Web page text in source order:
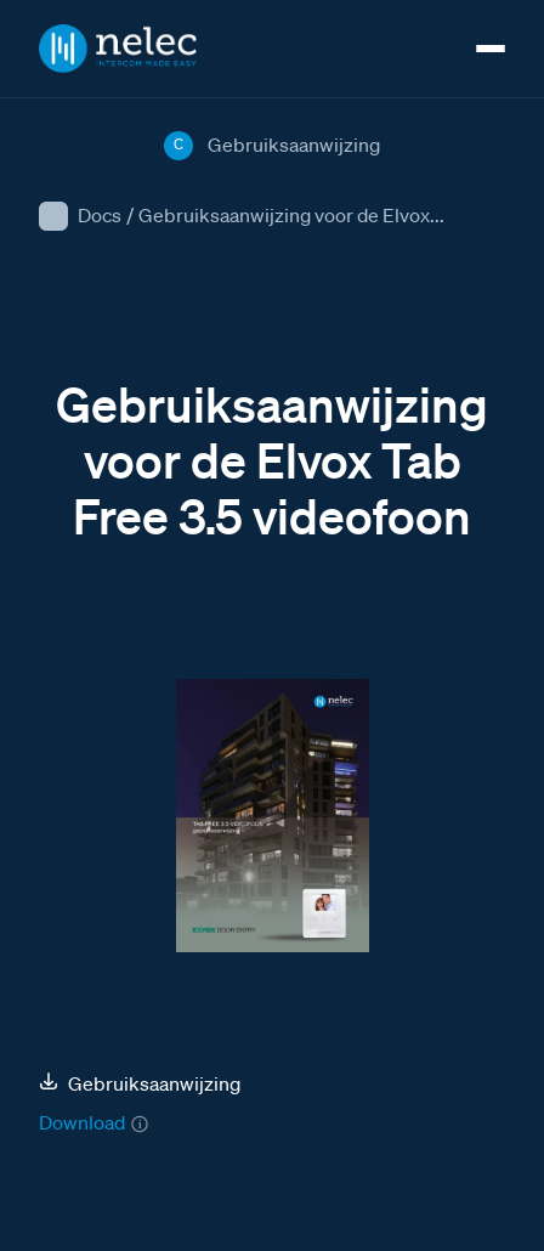
Docs / Gebruiksaanwijzing voor de Elvox...
C Gebruiksaanwijzing
Gebruiksaanwijzing
voor de Elvox Tab
Free 3.5 videofoon
Gebruiksaanwijzing
Download